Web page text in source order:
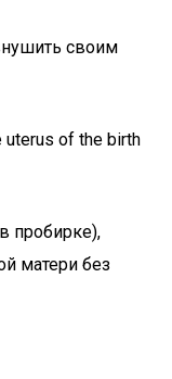
своим
uterus of the birth
пробирке),
матери без